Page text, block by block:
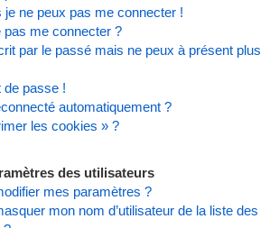
ne peux pas me connecter !
pas me connecter ?
par le passé mais ne peux à présent plus
de passe !
automatiquement ?
les cookies » ?
des utilisateurs
mes paramètres ?
mon nom d’utilisateur de la liste des